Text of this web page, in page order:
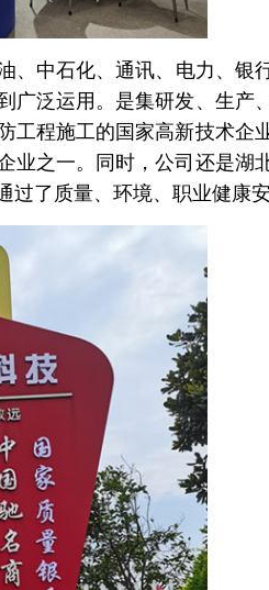
、中石化、通讯、电力、银
广泛运用。是集研发、生产
程施工的国家高新技术企
业之一。同时，公司还是湖
了质量、环境、职业健康